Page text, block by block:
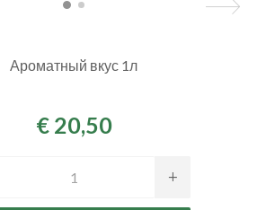
Ароматный вкус 1л
€ 20,50